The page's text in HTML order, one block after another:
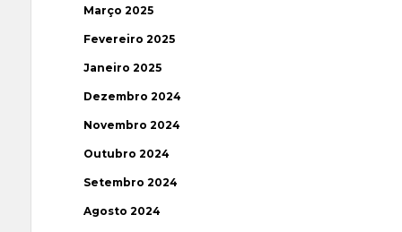
Março 2025
Fevereiro 2025
Janeiro 2025
Dezembro 2024
Novembro 2024
Outubro 2024
Setembro 2024
Agosto 2024